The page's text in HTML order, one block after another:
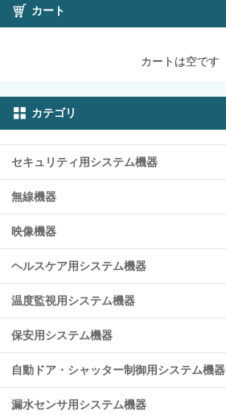
カート
カートは空です
カテゴリ
セキュリティ用システム機器
無線機器
映像機器
ヘルスケア用システム機器
温度監視用システム機器
保安用システム機器
自動ドア・シャッター制御用システム機器
漏水センサ用システム機器